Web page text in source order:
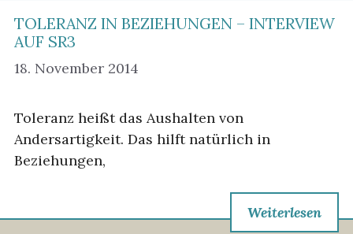
TOLERANZ IN BEZIEHUNGEN – INTERVIEW
AUF SR3
18. November 2014
Toleranz heißt das Aushalten von
Andersartigkeit. Das hilft natürlich in
Beziehungen,
Weiterlesen